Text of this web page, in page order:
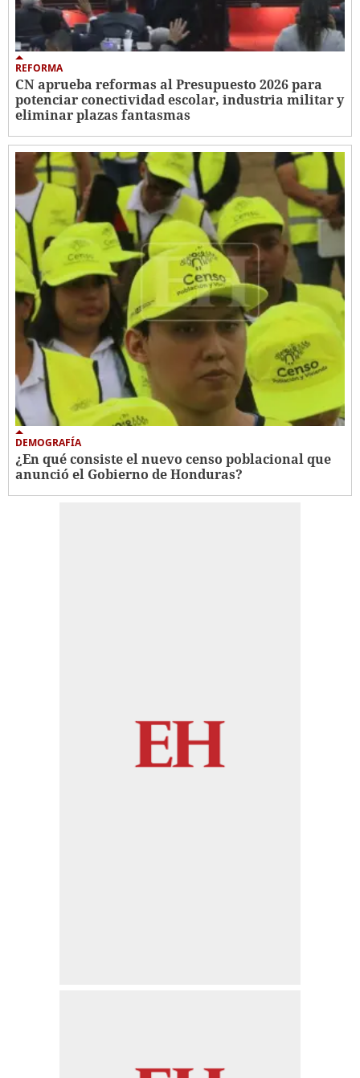
REFORMA
CN aprueba reformas al Presupuesto 2026 para
potenciar conectividad escolar, industria militar y
eliminar plazas fantasmas
DEMOGRAFÍA
¿En qué consiste el nuevo censo poblacional que
anunció el Gobierno de Honduras?